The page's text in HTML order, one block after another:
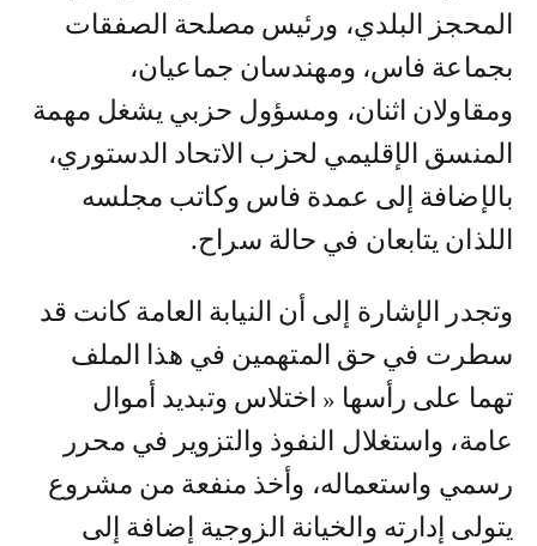
المحجز البلدي، ورئيس مصلحة الصفقات
بجماعة فاس، ومهندسان جماعيان،
ومقاولان اثنان، ومسؤول حزبي يشغل مهمة
المنسق الإقليمي لحزب الاتحاد الدستوري،
بالإضافة إلى عمدة فاس وكاتب مجلسه
اللذان يتابعان في حالة سراح.
وتجدر الإشارة إلى أن النيابة العامة كانت قد
سطرت في حق المتهمين في هذا الملف
تهما على رأسها « اختلاس وتبديد أموال
عامة، واستغلال النفوذ والتزوير في محرر
رسمي واستعماله، وأخذ منفعة من مشروع
يتولى إدارته والخيانة الزوجية إضافة إلى